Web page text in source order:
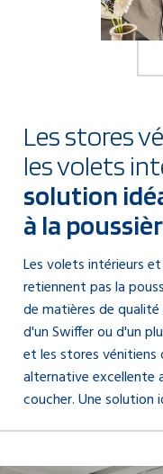
Les stores
les volets
solution
à la
Les volets intérieurs
retiennent pas la
de matières de
d'un Swiffer ou d'un
et les stores
alternative excellente
coucher. Une solution